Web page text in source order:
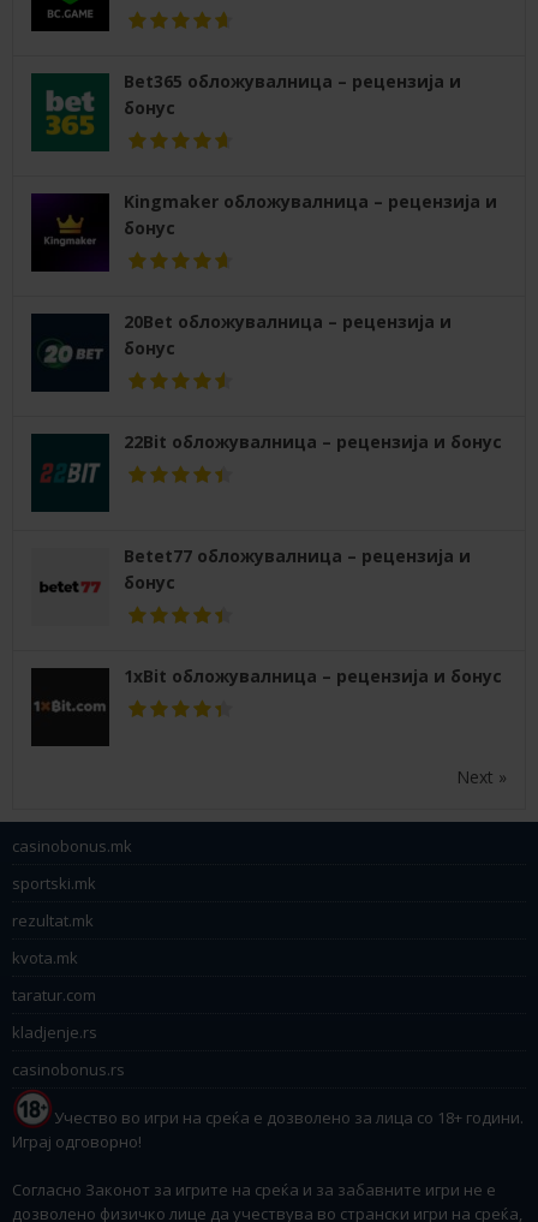
Bet365 обложувалница – рецензија и
бонус
Kingmaker обложувалница – рецензија и
бонус
20Bet обложувалница – рецензија и
бонус
22Bit обложувалница – рецензија и бонус
Betet77 обложувалница – рецензија и
бонус
1xBit обложувалница – рецензија и бонус
Next »
casinobonus.mk
sportski.mk
rezultat.mk
kvota.mk
taratur.com
kladjenje.rs
casinobonus.rs
Учество во игри на среќа е дозволено за лица со 18+ години.
Играј одговорно!
Согласно Законот за игрите на среќа и за забавните игри не е
дозволено физичко лице да учествува во странски игри на среќа,